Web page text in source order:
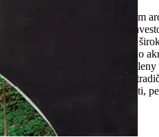
Semináře jsou určeny především
zástupcům stavebních firem,
studentům, pedagogům a další
vzdělávací projekt je zařazen do
celoživotního vzdělávání pro
semináře Beton University již
a profesionálů z oboru. Studenti,
zdarma.
Beton - rizika vad a poruch